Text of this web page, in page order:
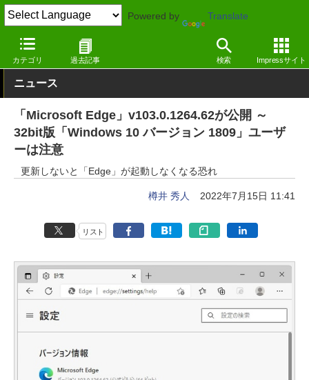
Powered by Translate
カテゴリ 過去記事 検索 Impressサイト
窓の杜 インターネット Windows
ニュース
「Microsoft Edge」v103.0.1264.62が公開 ～
32bit版「Windows 10 バージョン 1809」ユーザ
ーは注意
更新しないと「Edge」が起動しなくなる恐れ
樽井 秀人 2022年7月15日 11:41
リスト